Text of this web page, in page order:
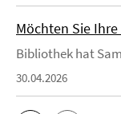
Möchten Sie
Bibliothek hat
30.04.2026